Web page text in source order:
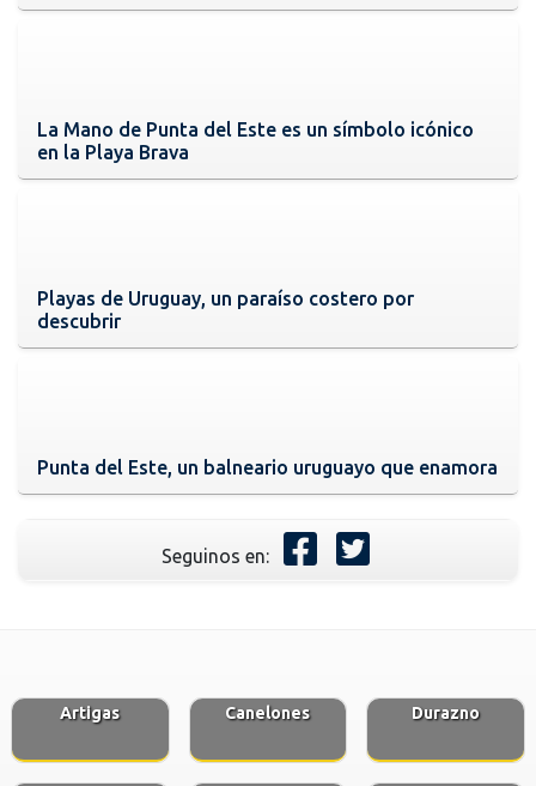
La Mano de Punta del Este es un símbolo icónico
en la Playa Brava
Playas de Uruguay, un paraíso costero por
descubrir
Punta del Este, un balneario uruguayo que enamora
Seguinos en:
Artigas Canelones Durazno